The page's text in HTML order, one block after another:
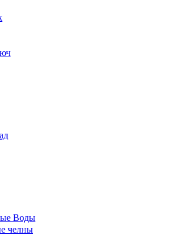
Воды
челны